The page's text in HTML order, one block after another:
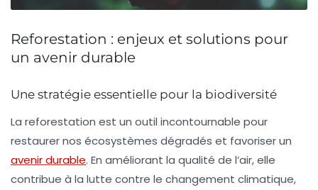
Reforestation : enjeux et solutions pour
un avenir durable
Une stratégie essentielle pour la biodiversité
La reforestation est un outil incontournable pour
restaurer nos écosystèmes dégradés et favoriser un
avenir durable. En améliorant la qualité de l’air, elle
contribue à la lutte contre le changement climatique,